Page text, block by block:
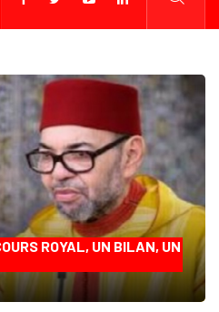
ROYAL, UN BILAN, UN